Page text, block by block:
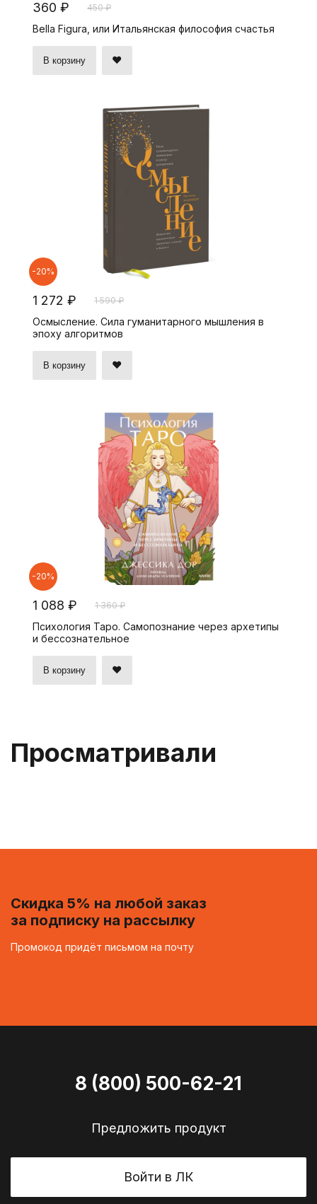
360 ₽ 450 ₽
Bella Figura, или Итальянская философия счастья
В корзину
-20%
1 272 ₽ 1 590 ₽
Осмысление. Сила гуманитарного мышления в
эпоху алгоритмов
В корзину
-20%
1 088 ₽ 1 360 ₽
Психология Таро. Самопознание через архетипы
и бессознательное
В корзину
Просматривали
Скидка 5% на любой заказ
за подписку на рассылку
Промокод придёт письмом на почту
8 (800) 500-62-21
Предложить продукт
Войти в ЛК